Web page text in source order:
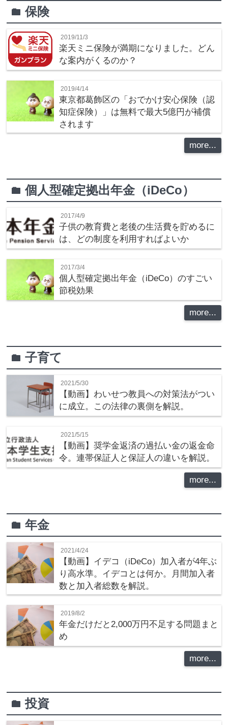
folder保険
2019/11/3
楽天ミニ保険が満期になりました。どん
な案内がくるのか？
2019/4/14
東京都葛飾区の「おでかけ安心保険（認
知症保険）」は無料で最大5億円が補償
されます
more...
folder個人型確定拠出年金（iDeCo）
2017/4/9
子供の教育費と老後の生活費を貯めるに
は、どの制度を利用すればよいか
2017/3/4
個人型確定拠出年金（iDeCo）のすごい
節税効果
more...
folder子育て
2021/5/30
【動画】わいせつ教員への対策法がつい
に成立。この法律の裏側を解説。
2021/5/15
【動画】奨学金返済の過払い金の返金命
令。連帯保証人と保証人の違いを解説。
more...
folder年金
2021/4/24
【動画】イデコ（iDeCo）加入者が4年ぶ
り高水準。イデコとは何か。月間加入者
数と加入者総数を解説。
2019/8/2
年金だけだと2,000万円不足する問題まと
め
more...
folder投資